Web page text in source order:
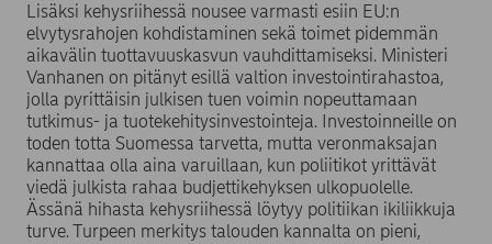
Lisäksi kehysriihessä nousee varmasti esiin EU:n
elvytysrahojen kohdistaminen sekä toimet pidemmän
aikavälin tuottavuuskasvun vauhdittamiseksi. Ministeri
Vanhanen on pitänyt esillä valtion investointirahastoa,
jolla pyrittäisin julkisen tuen voimin nopeuttamaan
tutkimus- ja tuotekehitysinvestointeja. Investoinneille on
toden totta Suomessa tarvetta, mutta veronmaksajan
kannattaa olla aina varuillaan, kun poliitikot yrittävät
viedä julkista rahaa budjettikehyksen ulkopuolelle.
Ässänä hihasta kehysriihessä löytyy politiikan ikiliikkuja
turve. Turpeen merkitys talouden kannalta on pieni,